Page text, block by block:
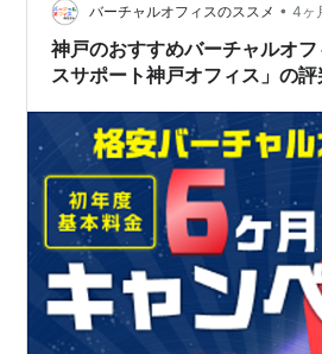
終えたところで… Rocket Nowが届
（1480円）とミニサラダ（480円
バーチャルオフィスのススメ • 4ヶ
神戸のおすすめバーチャルオ
スサポート神戸オフィス」の